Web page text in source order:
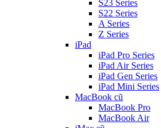
S23 Series
S22 Series
A Series
Z Series
iPad
iPad Pro Series
iPad Air Series
iPad Gen Series
iPad Mini Series
MacBook cũ
MacBook Pro
MacBook Air